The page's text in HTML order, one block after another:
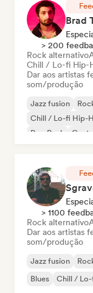
Brad
> 200
Rock alternativo
Chill / Lo-fi Hip-
Dar aos artistas
som/produção
Jazz fusion
Chill / Lo-fi Hip-
Pop Punk
> 1100
Rock alternativo
Dar aos artistas
som/produção
Jazz fusion
Blues
Chill /